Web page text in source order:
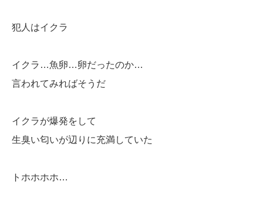
犯人はイクラ
イクラ…魚卵…卵だったのか…
言われてみればそうだ
イクラが爆発をして
生臭い匂いが辺りに充満していた
トホホホホ…